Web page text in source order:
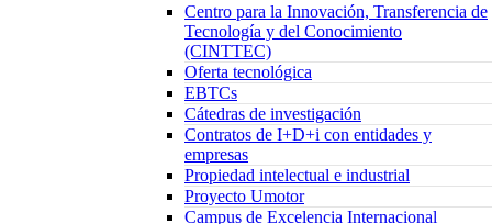
Centro para la Innovación, Transferencia de
Tecnología y del Conocimiento
(CINTTEC)
Oferta tecnológica
EBTCs
Cátedras de investigación
Contratos de I+D+i con entidades y
empresas
Propiedad intelectual e industrial
Proyecto Umotor
Campus de Excelencia Internacional